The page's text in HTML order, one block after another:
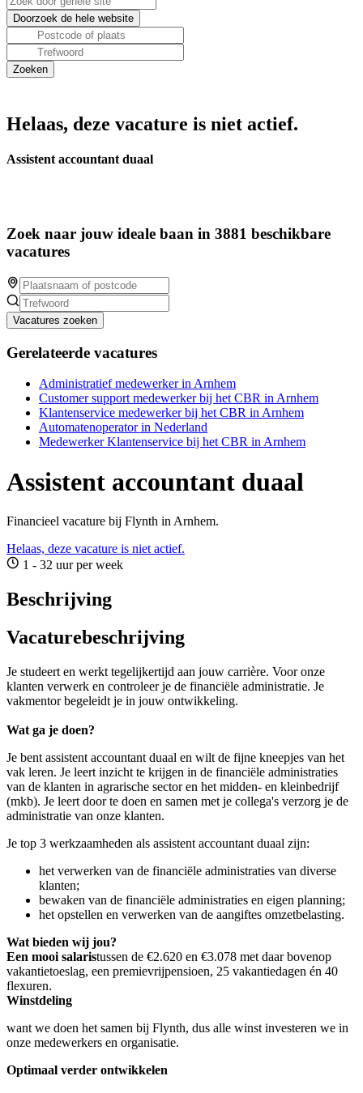
Helaas, deze vacature is niet actief.
Assistent accountant duaal
Zoek naar jouw ideale baan in 3881 beschikbare
vacatures
Vacatures zoeken
Gerelateerde vacatures
Administratief medewerker in Arnhem
Customer support medewerker bij het CBR in Arnhem
Klantenservice medewerker bij het CBR in Arnhem
Automatenoperator in Nederland
Medewerker Klantenservice bij het CBR in Arnhem
Assistent accountant duaal
Financieel vacature bij Flynth in Arnhem.
Helaas, deze vacature is niet actief.
1 - 32 uur per week
Beschrijving
Vacaturebeschrijving
Je studeert en werkt tegelijkertijd aan jouw carrière. Voor onze
klanten verwerk en controleer je de financiële administratie. Je
vakmentor begeleidt je in jouw ontwikkeling.
Wat ga je doen?
Je bent assistent accountant duaal en wilt de fijne kneepjes van het
vak leren. Je leert inzicht te krijgen in de financiële administraties
van de klanten in agrarische sector en het midden- en kleinbedrijf
(mkb). Je leert door te doen en samen met je collega's verzorg je de
administratie van onze klanten.
Je top 3 werkzaamheden als assistent accountant duaal zijn:
het verwerken van de financiële administraties van diverse
klanten;
bewaken van de financiële administraties en eigen planning;
het opstellen en verwerken van de aangiftes omzetbelasting.
Wat bieden wij jou?
Een mooi salaristussen de €2.620 en €3.078 met daar bovenop
vakantietoeslag, een premievrijpensioen, 25 vakantiedagen én 40
flexuren.
Winstdeling
want we doen het samen bij Flynth, dus alle winst investeren we in
onze medewerkers en organisatie.
Optimaal verder ontwikkelen